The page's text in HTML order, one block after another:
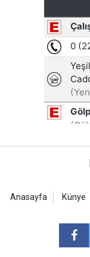
Anasayfa Künye